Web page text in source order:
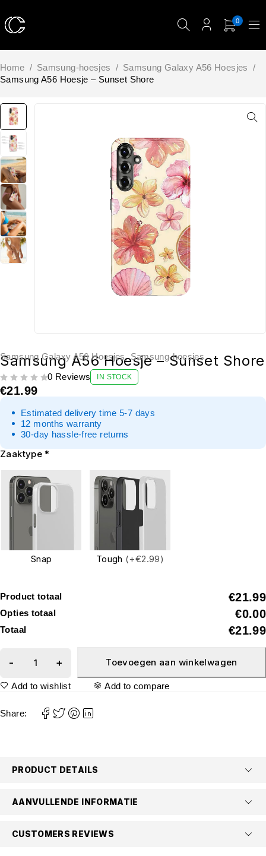
0
Home / Samsung-hoesjes / Samsung Galaxy A56 Hoesjes /
Samsung A56 Hoesje – Sunset Shore
Samsung Galaxy A56 Hoesjes,Samsung-hoesjes
Samsung A56 Hoesje – Sunset Shore
0 Reviews IN STOCK
€21.99
Estimated delivery time 5-7 days
12 months warranty
30-day hassle-free returns
Zaaktype *
Snap Tough (+€2.99)
Product totaal €21.99
Opties totaal €0.00
Totaal €21.99
Toevoegen aan winkelwagen
Add to wishlist Add to compare
Share:
PRODUCT DETAILS
AANVULLENDE INFORMATIE
CUSTOMERS REVIEWS